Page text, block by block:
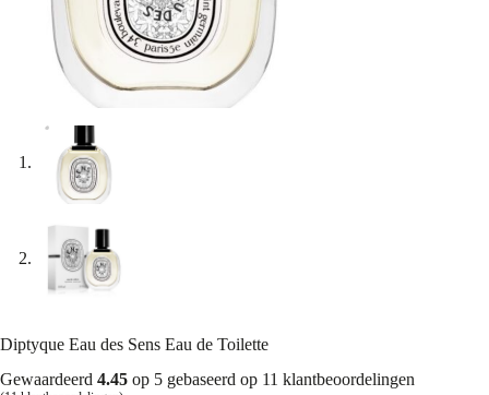
Diptyque Eau des Sens Eau de Toilette
Gewaardeerd 4.45 op 5 gebaseerd op 11 klantbeoordelingen